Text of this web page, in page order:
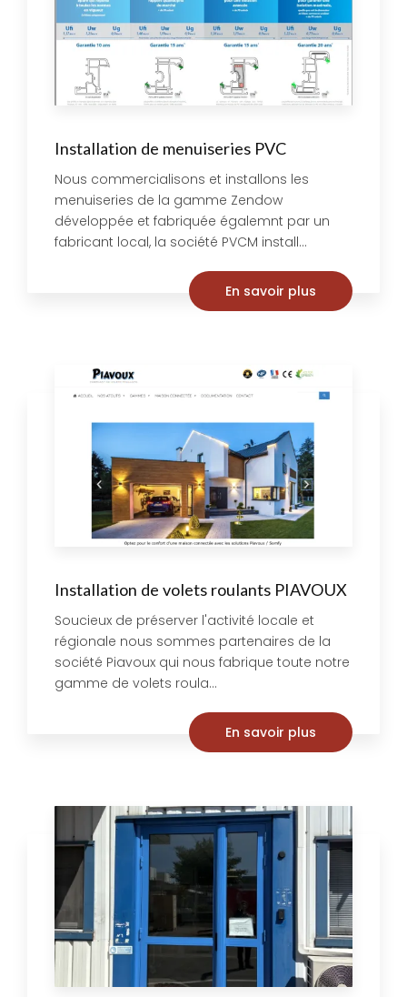
Installation de menuiseries PVC
Nous commercialisons et installons les
menuiseries de la gamme Zendow
développée et fabriquée égalemnt par un
fabricant local, la société PVCM install...
En savoir plus
Installation de volets roulants PIAVOUX
Soucieux de préserver l'activité locale et
régionale nous sommes partenaires de la
société Piavoux qui nous fabrique toute notre
gamme de volets roula...
En savoir plus